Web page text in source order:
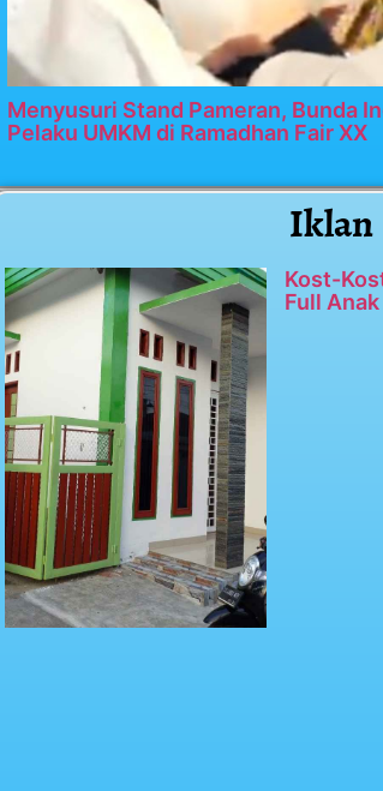
Menyusuri Stand Pameran, Bunda
Pelaku UMKM di Ramadhan Fair XX
Iklan
Kost-
Full